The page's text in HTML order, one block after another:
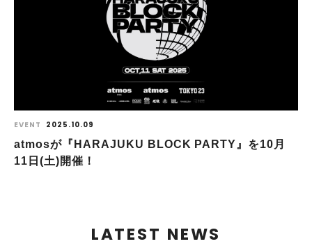
EVENT 2025.10.09
atmosが『HARAJUKU BLOCK PARTY』を10月
11日(土)開催！
LATEST NEWS